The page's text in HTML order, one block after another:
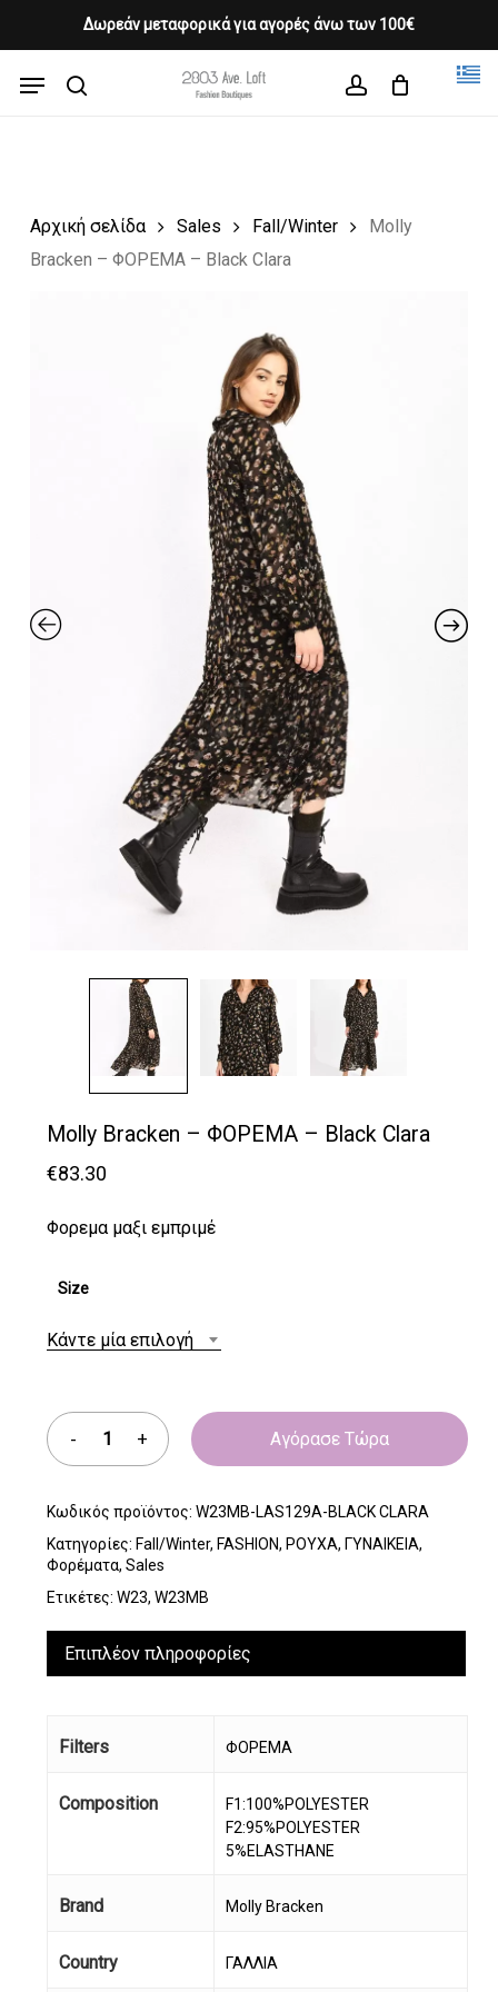
Δωρεάν μεταφορικά για αγορές άνω των 100€
content
Menu
Cart CLOSE
CART
Αρχική σελίδα Sales Fall/Winter
Molly
Bracken – ΦΟΡΕΜΑ – Black Clara
Molly Bracken – ΦΟΡΕΜΑ – Black Clara
€83.30
Φορεμα μαξι εμπριμέ
Size
Κάντε μία επιλογή
Αγόρασε Τώρα
Κωδικός προϊόντος: W23MB-LAS129A-BLACK CLARA
Κατηγορίες: Fall/Winter, FASHION, ΡΟΥΧΑ, ΓΥΝΑΙΚΕΙΑ,
Φορέματα, Sales
Ετικέτες: W23, W23MB
Επιπλέον πληροφορίες
Filters ΦΟΡΕΜΑ
Composition
F1:100%POLYESTER
F2:95%POLYESTER
5%ELASTHANE
Brand Molly Bracken
Country ΓΑΛΛΙΑ
Close